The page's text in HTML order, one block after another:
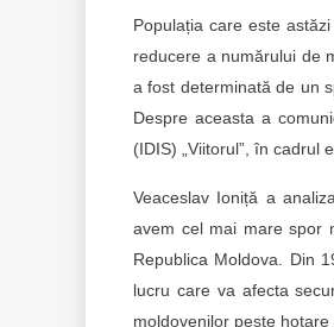
Populația care este
reducere a numărului de
a fost determinată de un
Despre aceasta a
(IDIS) „Viitorul”, în cadrul
Veaceslav Ioniță a
avem cel mai mare spor
Republica Moldova. Din
lucru care va afecta
moldovenilor peste